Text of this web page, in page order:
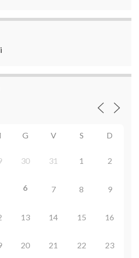
G V S D
30 31 1 2
6 7 8 9
13 14 15 16
20 21 22 23